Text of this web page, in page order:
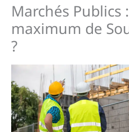
Marchés Publics
maximum de
?